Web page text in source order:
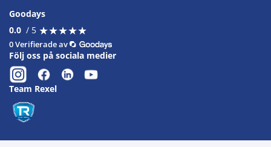
Goodays
0.0 / 5 ★★★★★
★★★★★
0 Verifierade av
Följ oss på sociala medier
Team Rexel